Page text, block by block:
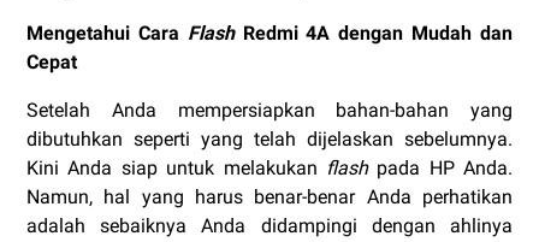
Mengetahui Cara FlashRedmi 4A dengan Mudah dan
Cepat
Setelah Anda mempersiapkan bahan-bahan yang
dibutuhkan seperti yang telah dijelaskan sebelumnya.
Kini Anda siap untuk melakukan flash pada HP Anda.
Namun, hal yang harus benar-benar Anda perhatikan
adalah sebaiknya Anda didampingi dengan ahlinya